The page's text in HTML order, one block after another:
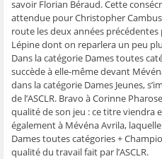
savoir Florian Béraud. Cette
attendue pour Christopher
route les deux années précédentes
Lépine dont on reparlera un peu
Dans la catégorie Dames toutes
succède à elle-même devant
dans la catégorie Dames Jeunes,
de l’ASCLR. Bravo à Corinne
qualité de son jeu : ce titre viendra
également à Mévéna Avrila,
Dames toutes catégories +
qualité du travail fait par l’ASCLR.